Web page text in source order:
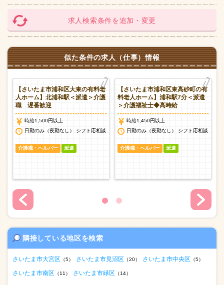
求人検索条件を追加・変更
似た条件の求人（仕事）情報
【さいたま市浦和区大東の有料老
人ホーム】北浦和駅＜派遣＞介護
職 遅番歓迎
時給1,500円以上
日勤のみ（夜勤なし） シフト応相談
介護職・ヘルパー 派遣
【さいたま市浦和区東高砂町の有
料老人ホーム】浦和駅7分＜派遣
＞介護福祉士◆高時給
時給1,450円以上
日勤のみ（夜勤なし） シフト応相談
介護職・ヘルパー 派遣
隣接している地区を検索
さいたま市大宮区 （5） さいたま市見沼区 （20） さいたま市中央区 （5）
さいたま市南区 （11） さいたま市緑区 （14）